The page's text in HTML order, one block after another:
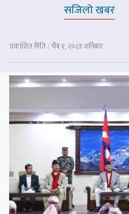
सजिलो खबर
प्रकाशित मिति : चैत्र १, २०८१ शनिबार